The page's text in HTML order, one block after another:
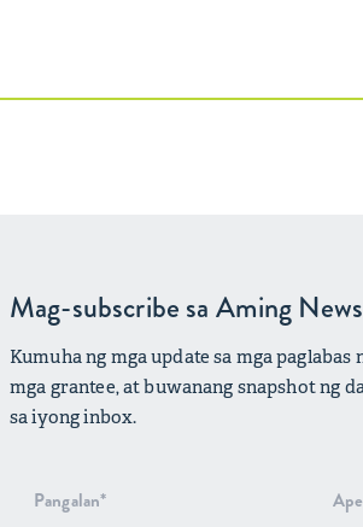
Mag-subscribe sa Aming
Kumuha ng mga update sa mga
mga grantee, at buwanang snapshot ng
sa iyong inbox.
Pag-signup